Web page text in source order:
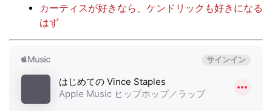
カーティスが好きなら、ケンドリックも好きになる
はず